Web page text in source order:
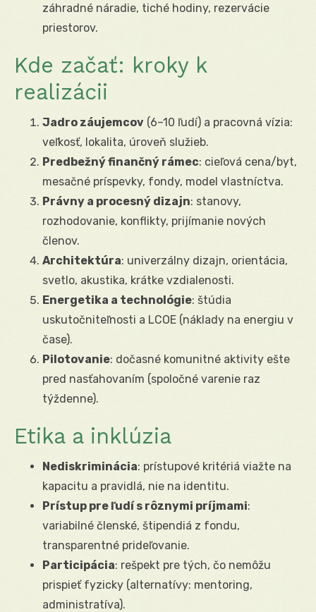
záhradné náradie, tiché hodiny, rezervácie
priestorov.
Kde začať: kroky k
realizácii
Jadro záujemcov (6–10 ľudí) a pracovná vízia:
veľkosť, lokalita, úroveň služieb.
Predbežný finančný rámec: cieľová cena/byt,
mesačné príspevky, fondy, model vlastníctva.
Právny a procesný dizajn: stanovy,
rozhodovanie, konflikty, prijímanie nových
členov.
Architektúra: univerzálny dizajn, orientácia,
svetlo, akustika, krátke vzdialenosti.
Energetika a technológie: štúdia
uskutočniteľnosti a LCOE (náklady na energiu v
čase).
Pilotovanie: dočasné komunitné aktivity ešte
pred nasťahovaním (spoločné varenie raz
týždenne).
Etika a inklúzia
Nediskriminácia: prístupové kritériá viažte na
kapacitu a pravidlá, nie na identitu.
Prístup pre ľudí s rôznymi príjmami:
variabilné členské, štipendiá z fondu,
transparentné prideľovanie.
Participácia: rešpekt pre tých, čo nemôžu
prispieť fyzicky (alternatívy: mentoring,
administratíva).